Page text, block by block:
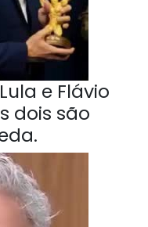
e Flávio
dois são